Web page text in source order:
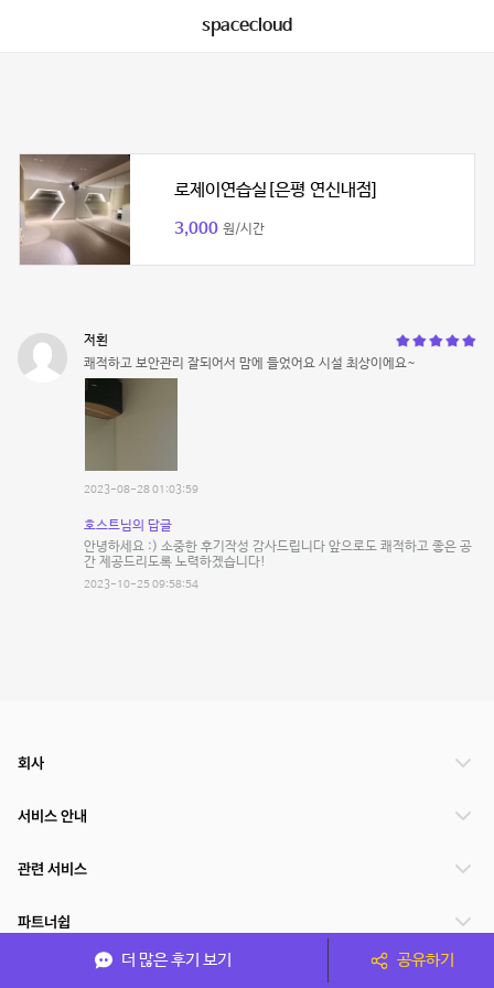
spacecloud
로제이연습실[은평 연신내점]
3,000 원/시간
저횐
쾌적하고 보안관리 잘되어서 맘에 들었어요 시설 최상이에요~
2023-08-28 01:03:59
호스트님의 답글
안녕하세요 :) 소중한 후기작성 감사드립니다 앞으로도 쾌적하고 좋은 공
간 제공드리도록 노력하겠습니다!
2023-10-25 09:58:54
더 많은 후기 보기 공유하기
회사
서비스 안내
관련 서비스
파트너쉽
서비스 제공 국가